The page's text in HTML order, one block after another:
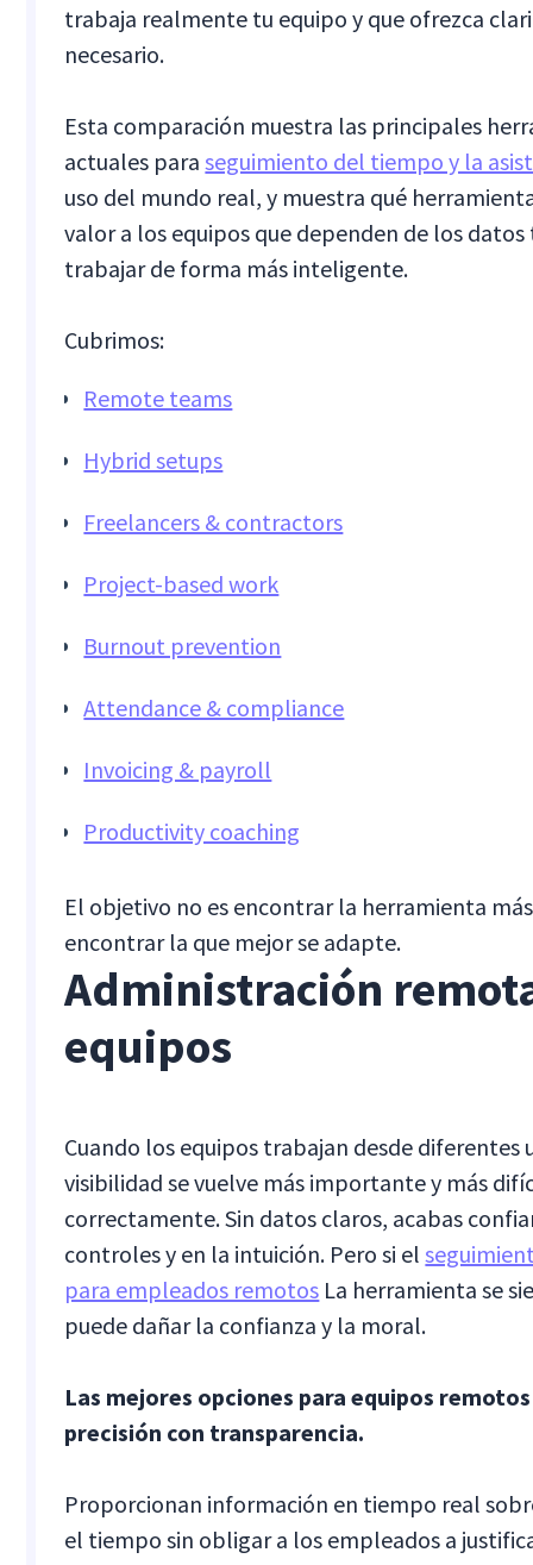
trabaja realmente tu equipo y que ofrezca
necesario.
Esta comparación muestra las principales
actuales paraseguimiento del tiempo y la
uso del mundo real, y muestra qué
valor a los equipos que dependen de los
trabajar de forma más inteligente.
Cubrimos:
Remote teams
Hybrid setups
Freelancers & contractors
Project-based work
Burnout prevention
Attendance & compliance
Invoicing & payroll
Productivity coaching
El objetivo no es encontrar la herramienta
encontrar la que mejor se adapte.
Administración
equipos
Cuando los equipos trabajan desde diferentes
visibilidad se vuelve más importante y más
correctamente. Sin datos claros, acabas
controles y en la intuición. Pero si el
para empleados remotos La herramienta se
puede dañar la confianza y la moral.
Las mejores opciones para equipos
precisión con transparencia.
Proporcionan información en tiempo real
el tiempo sin obligar a los empleados a